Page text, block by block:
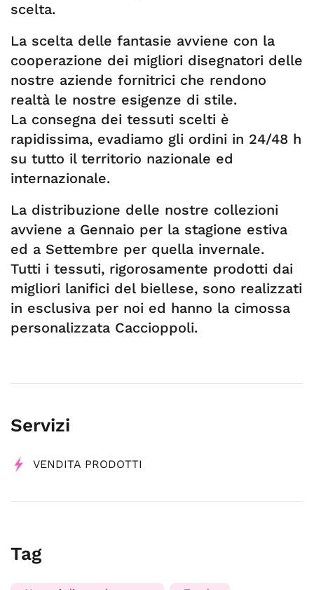
scelta.
La scelta delle fantasie avviene con la
cooperazione dei migliori disegnatori delle
nostre aziende fornitrici che rendono
realtà le nostre esigenze di stile.
La consegna dei tessuti scelti è
rapidissima, evadiamo gli ordini in 24/48 h
su tutto il territorio nazionale ed
internazionale.
La distribuzione delle nostre collezioni
avviene a Gennaio per la stagione estiva
ed a Settembre per quella invernale.
Tutti i tessuti, rigorosamente prodotti dai
migliori lanifici del biellese, sono realizzati
in esclusiva per noi ed hanno la cimossa
personalizzata Caccioppoli.
Servizi
VENDITA PRODOTTI
Tag